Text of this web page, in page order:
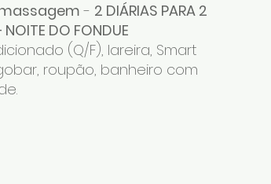
- 2 DIÁRIAS PARA 2
DO FONDUE
(Q/F), lareira, Smart
roupão, banheiro com